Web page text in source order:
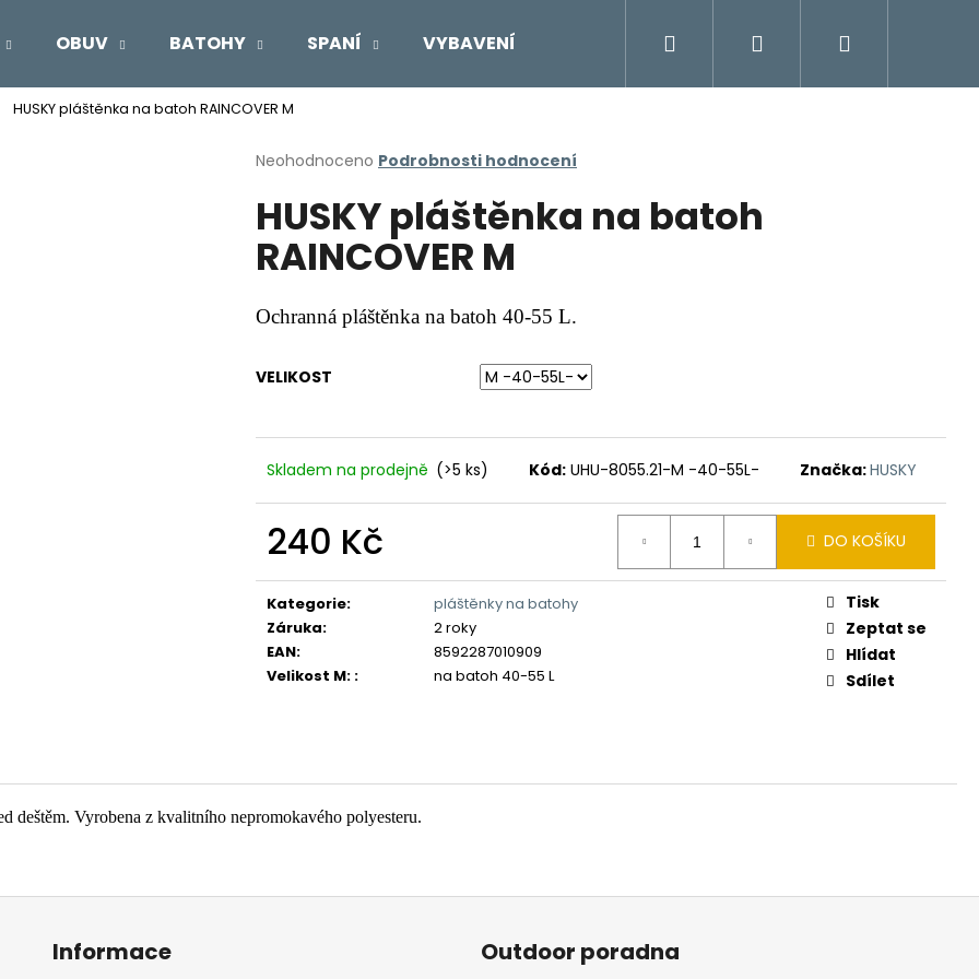
OBUV BATOHY SPANÍ VYBAVENÍ Moje objednávka
Přihlášení
HUSKY pláštěnka na batoh RAINCOVER M
Průměrné
produktu
je
0,0
hvězdiček.
Neohodnoceno Podrobnosti hodnocení
HUSKY pláštěnka na batoh
RAINCOVER M
Ochranná pláštěnka na batoh 40-55 L.
VELIKOST
Skladem na prodejně (>5 ks) Kód: UHU-8055.21-M -40-55L- Značka:HUSKY
240 Kč
cena:
DO KOŠÍKU
Kategorie:
pláštěnky na batohy
Záruka:
2 roky
EAN:
8592287010909
Velikost M: : na batoh 40-55 L
Tisk
Zeptat se
Hlídat
Sdílet
deštěm. Vyrobena z kvalitního nepromokavého polyesteru.
Co potřebujete najít?
HLEDAT
Informace Outdoor poradna